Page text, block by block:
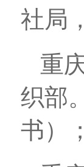
社局
重
织部
书）；